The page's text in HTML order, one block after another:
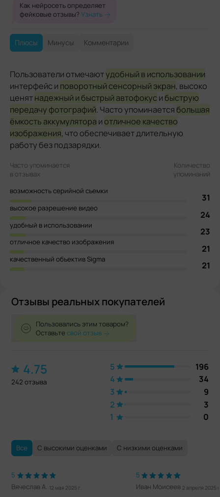
Как нейросеть определяет
фейковые отзывы? Узнать
Плюсы Минусы Комментарии
Пользователи отмечаютудобный в использовании
интерфейс и поворотный сенсорный экран, высоко
ценятнадежный и быстрый автофокус и быструю
передачу фотографий. Часто упоминается большая
ёмкость аккумулятора и отличное качество
изображения, что обеспечивает длительную
работу без подзарядки.
Часто упоминается
в отзывах
Количество
упоминаний
возможность серийной съемки
31
высокое разрешение видео
24
удобный в использовании
23
отличное качество изображения
21
качественный объектив Sigma
21
Отзывы реальных покупателей
Пользовались этим товаром?
Оставьтесвой отзыв
4.75
242 отзыва
5
196
4
34
3
9
2
3
1
0
Все С высокими оценками С низкими оценками
5
Вячеслав А. 12 мая 2025 г.
5
Иван Моисеев 2 апреля 2025